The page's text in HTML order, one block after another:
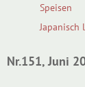
Speisen
Japanisch
Nr.151, Juni